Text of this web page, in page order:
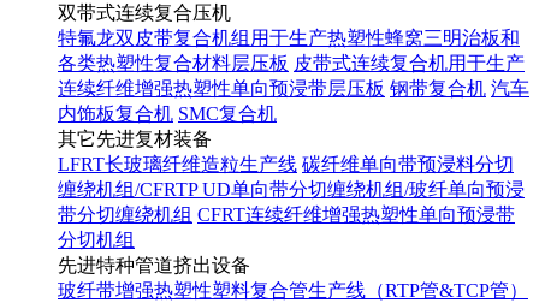
双带式连续复合压机
特氟龙双皮带复合机组用于生产热塑性蜂窝三明治板和
各类热塑性复合材料层压板 皮带式连续复合机用于生产
连续纤维增强热塑性单向预浸带层压板 钢带复合机 汽车
内饰板复合机 SMC复合机
其它先进复材装备
LFRT长玻璃纤维造粒生产线 碳纤维单向带预浸料分切
缠绕机组/CFRTP UD单向带分切缠绕机组/玻纤单向预浸
带分切缠绕机组 CFRT连续纤维增强热塑性单向预浸带
分切机组
先进特种管道挤出设备
玻纤带增强热塑性塑料复合管生产线（RTP管&TCP管）